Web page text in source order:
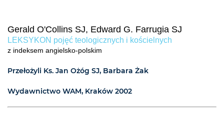
Gerald O'Collins SJ, Edward G. Farrugia SJ
LEKSYKON pojęć teologicznych i kościelnych
z indeksem angielsko-polskim
Przełożyli Ks. Jan Ożóg SJ, Barbara Żak
Wydawnictwo WAM, Kraków 2002